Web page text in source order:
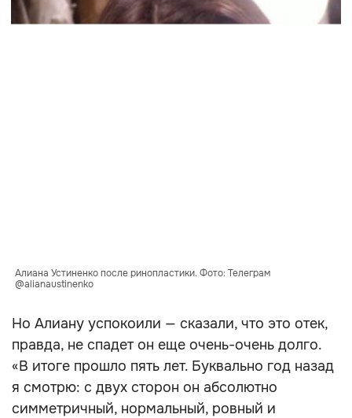
Алиана Устиненко после ринопластики. Фото: Телеграм
@alianaustinenko
Но Алиану успокоили — сказали, что это отек,
правда, не спадет он еще очень-очень долго.
«В итоге прошло пять лет. Буквально год назад
я смотрю: с двух сторон он абсолютно
симметричный, нормальный, ровный и